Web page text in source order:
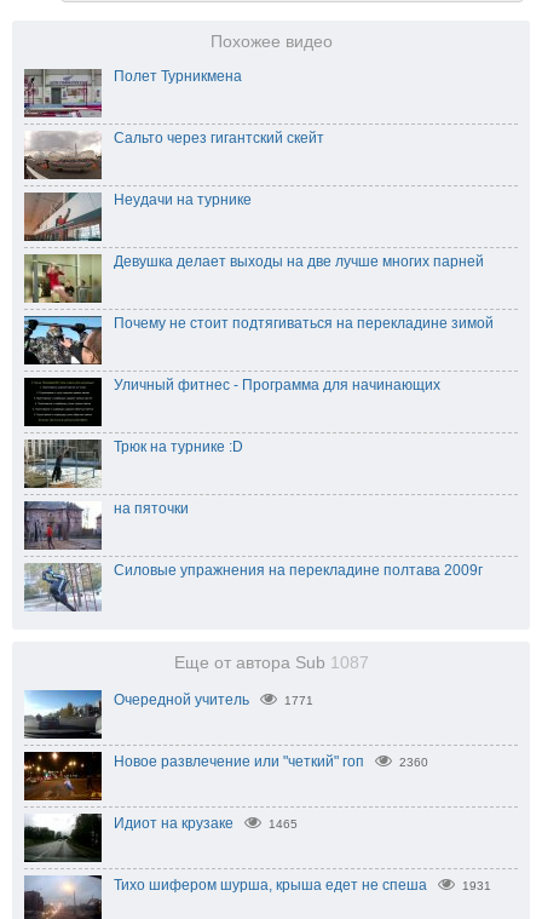
Похожее видео
Полет Турникмена
Сальто через гигантский скейт
Неудачи на турнике
Девушка делает выходы на две лучше многих парней
Почему не стоит подтягиваться на перекладине зимой
Уличный фитнес - Программа для начинающих
Трюк на турнике :D
на пяточки
Силовые упражнения на перекладине полтава 2009г
Еще от автора Sub 1087
Очередной учитель 1771
Новое развлечение или "четкий" гоп 2360
Идиот на крузаке 1465
Тихо шифером шурша, крыша едет не спеша 1931